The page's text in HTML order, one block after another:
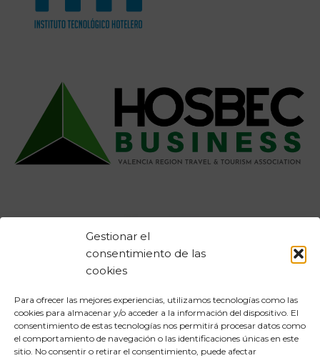
Gestionar el
consentimiento de las
cookies
Para ofrecer las mejores experiencias, utilizamos tecnologías como las
cookies para almacenar y/o acceder a la información del dispositivo. El
consentimiento de estas tecnologías nos permitirá procesar datos como
el comportamiento de navegación o las identificaciones únicas en este
sitio. No consentir o retirar el consentimiento, puede afectar